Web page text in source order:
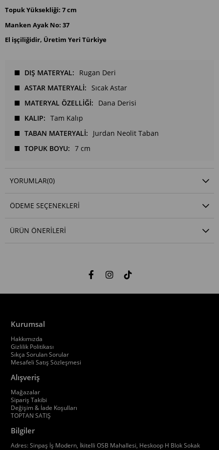
Topuk Yüksekliği: 7 cm
Manken Ayak No: 37
El işçiliğidir, Üretim Yeri Türkiye
DIŞ MATERYAL
Rugan Deri
ASTAR MATERYALİ
Sıcak Astar
MATERYAL ÖZELLİĞİ
Dana Derisi
KALIP
Tam Kalıp
TABAN MATERYALİ
Jurdan Neolit Taban
TOPUK BOYU
7 cm
YORUMLAR(0)
ÖDEME SEÇENEKLERI
ÜRÜN ÖNERILERI
Kurumsal
Hakkımızda
Gizlilik Politikası
Sıkça Sorulan Sorular
Mesafeli Satış Sözleşmesi
Alışveriş
Mağazalar
Sipariş Takibi
Değişim & İade Koşulları
TOPTAN SATIŞ
Bilgiler
Adres: Sinpaş İş Modern, İkitelli OSB Mahallesi, Heskoop H Blok Sokak